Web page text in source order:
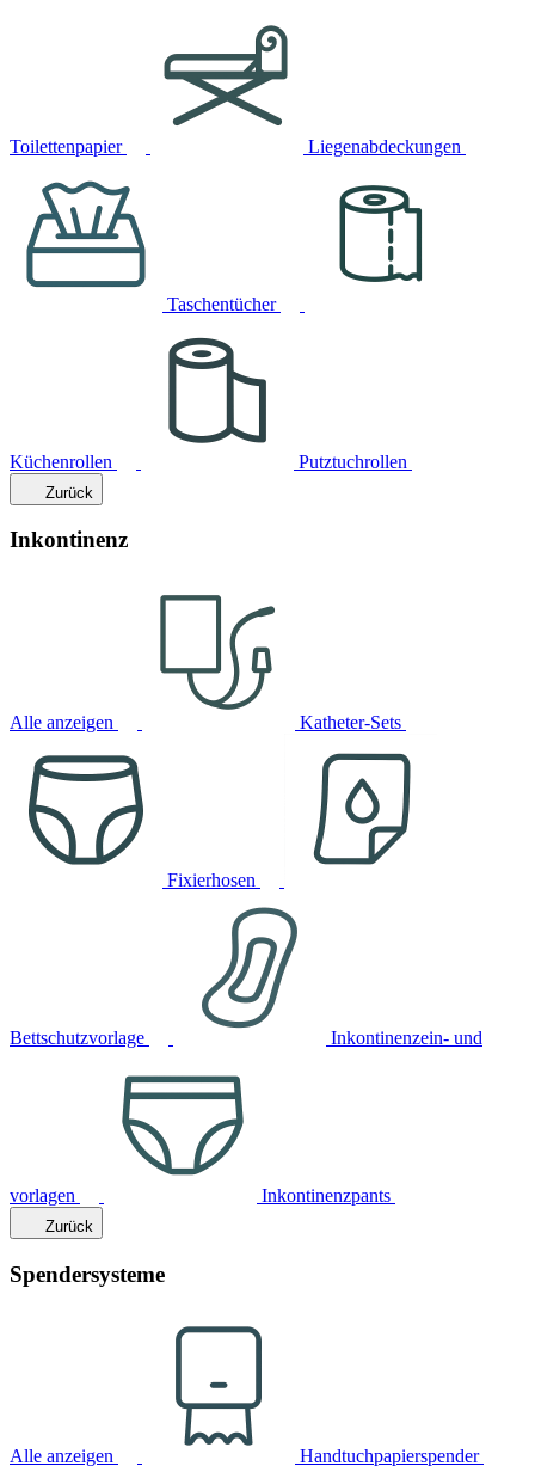
Toilettenpapier Liegenabdeckungen
Taschentücher
Küchenrollen Putztuchrollen
Zurück
Inkontinenz
Alle anzeigen Katheter-Sets
Fixierhosen
Bettschutzvorlage Inkontinenzein- und
vorlagen Inkontinenzpants
Zurück
Spendersysteme
Alle anzeigen Handtuchpapierspender